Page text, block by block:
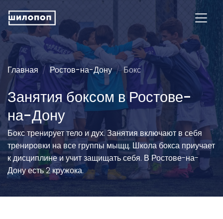
Главная Ростов-на-Дону Бокс
Занятия боксом в Ростове-
на-Дону
Бокс тренирует тело и дух. Занятия включают в себя
тренировки на все группы мыщц. Школа бокса приучает
к дисциплине и учит защищать себя. В Ростове-на-
Дону есть 2 кружока.